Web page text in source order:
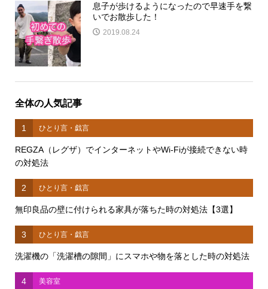
息子が歩けるようになったので早速手を繋
いでお散歩した！
2019.08.24
全体の人気記事
1 ひとり言・戯言
REGZA（レグザ）でインターネットやWi-Fiが接続できない時
の対処法
2 ひとり言・戯言
無印良品の壁に付けられる家具が落ちた時の対処法【3選】
3 ひとり言・戯言
洗濯機の「洗濯槽の隙間」にスマホや物を落とした時の対処法
4 美容室